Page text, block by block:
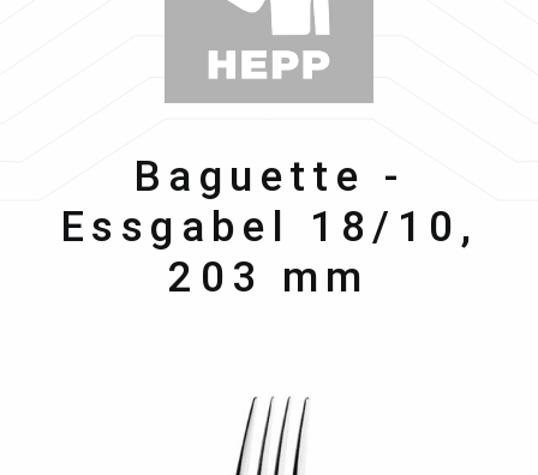
Hepp
Baguette -
Essgabel 18/10,
203 mm